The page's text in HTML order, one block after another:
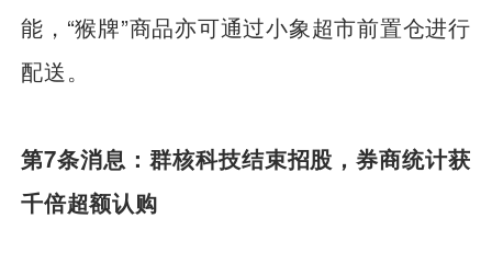
能，“猴牌”商品亦可通过小象超市前置仓进行
配送。
第7条消息：群核科技结束招股，券商统计获
千倍超额认购